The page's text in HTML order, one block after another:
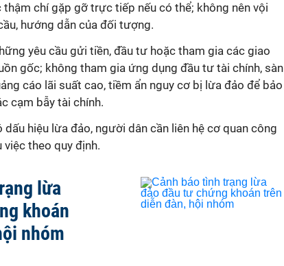
chí gặp gỡ trực tiếp nếu có thể; không nên vội
hướng dẫn của đối tượng.
yêu cầu gửi tiền, đầu tư hoặc tham gia các giao
gốc; không tham gia ứng dụng đầu tư tài chính, sàn
cáo lãi suất cao, tiềm ẩn nguy cơ bị lừa đảo để bảo
cạm bẫy tài chính.
hiệu lừa đảo, người dân cần liên hệ cơ quan công
theo quy định.
lừa
khoán
nhóm